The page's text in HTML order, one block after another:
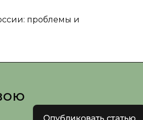
проблемы и